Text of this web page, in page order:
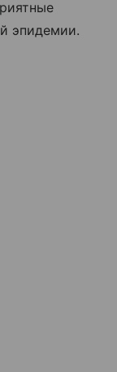
эпидемии.